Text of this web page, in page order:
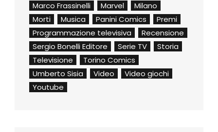
Marco Frassinelli
Marvel
Milano
Morti
Musica Panini Comics
Premi
Programmazione televisiva
Recensione
Sergio Bonelli Editore
Serie TV
Storia
Televisione
Torino Comics
Umberto Sisia
Video
Video giochi
Youtube